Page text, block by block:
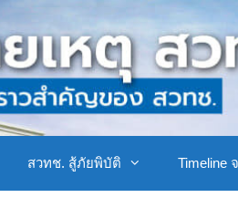
สวทช. สู้ภัยพิบัติ Timeline